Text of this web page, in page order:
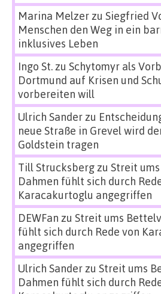
Marina Melzerzu Siegfried
Menschen den Weg in ein
inklusives Leben
Ingo St.zu Schytomyr als
Dortmund auf Krisen und
vorbereiten will
Ulrich Sanderzu
neue Straße in Grevel wird
Goldstein tragen
Till Strucksbergzu Streit
Dahmen fühlt sich durch
Karacakurtoglu angegriffen
DEWFan zu Streit ums
fühlt sich durch Rede von
angegriffen
Ulrich Sanderzu Streit ums
Dahmen fühlt sich durch